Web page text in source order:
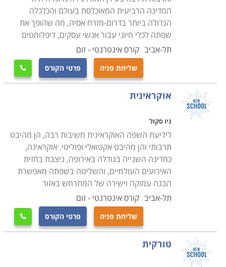
המדינה הרביעית המאוכלסת בעולם והכלכלה
הגדולה ביותר בדרום-מזרח אסיה, מה שהופך את
שפתה לכלי חיוני עבור אנשי עסקים, דיפלומטים
תל-אביב קורס אינטרנטי - זום
שליחת פניה פרטי הקורס 
אוקראינית
ניו סקול
לידיעת השפה האוקראינית חשיבות רבה, הן מהיבט
תרבותי והן מהיבט אקטואלי ופוליטי. אוקראינה,
כמדינה השנייה בגודלה באירופה, ניצבת בחזית
האירועים העולמיים, והשליטה בשפתה מאפשרת
הבנה עמוקה וישירה של המתרחש באזור
תל-אביב קורס אינטרנטי - זום
שליחת פניה פרטי הקורס 
טורקית